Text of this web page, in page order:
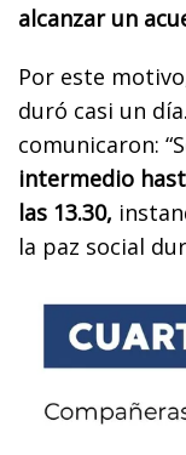
alcanzar un
Por este
duró casi un
comunicaron:
intermedio
las 13.30,
la paz social